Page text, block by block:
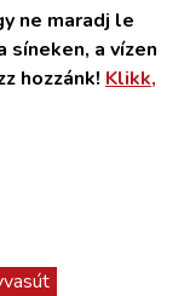
ne maradj le
a vízen
hozzánk! Klikk,